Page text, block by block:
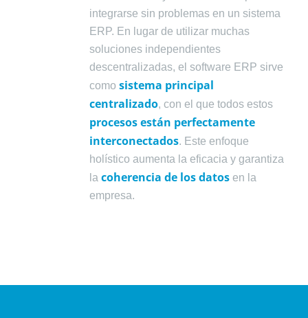
integrarse sin problemas en un sistema
ERP. En lugar de utilizar muchas
soluciones independientes
descentralizadas, el software ERP sirve
como sistema principal
centralizado, con el que todos estos
procesos están perfectamente
interconectados. Este enfoque
holístico aumenta la eficacia y garantiza
la coherencia de los datosen la
empresa.